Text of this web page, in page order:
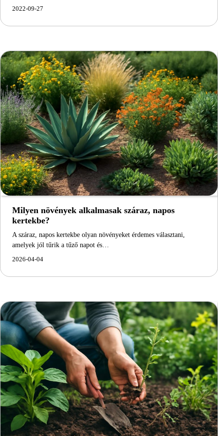
2022-09-27
Milyen növények alkalmasak száraz, napos
kertekbe?
A száraz, napos kertekbe olyan növényeket érdemes választani,
amelyek jól tűrik a tűző napot és…
2026-04-04